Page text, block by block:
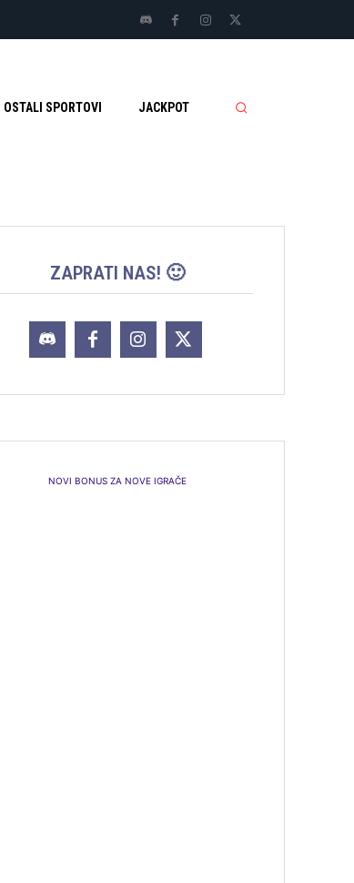
OSTALI SPORTOVI JACKPOT
ZAPRATI NAS! 🙂
NOVI BONUS ZA NOVE IGRAČE